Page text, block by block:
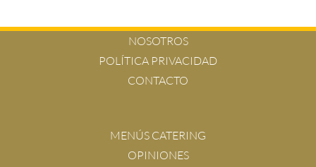
NOSOTROS
POLÍTICA PRIVACIDAD
CONTACTO
MENÚS CATERING
OPINIONES